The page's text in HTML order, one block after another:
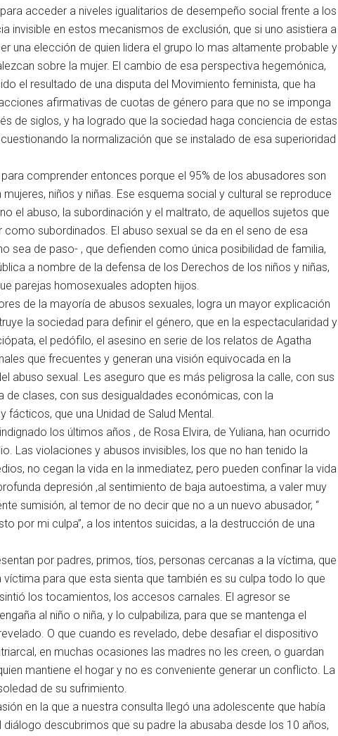
acceder a niveles igualitarios de desempeño social frente a los
invisible en estos mecanismos de exclusión, que si uno asistiera a
una elección de quien lidera el grupo lo mas altamente probable y
sobre la mujer. El cambio de esa perspectiva hegemónica,
el resultado de una disputa del Movimiento feminista, que ha
afirmativas de cuotas de género para que no se imponga
de siglos, y ha logrado que la sociedad haga conciencia de estas
la normalización que se instalado de esa superioridad
comprender entonces porque el 95% de los abusadores son
niños y niñas. Ese esquema social y cultural se reproduce
el abuso, la subordinación y el maltrato, de aquellos sujetos que
subordinados. El abuso sexual se da en el seno de esa
sea de paso- , que defienden como única posibilidad de familia,
a nombre de la defensa de los Derechos de los niños y niñas,
parejas homosexuales adopten hijos.
de la mayoría de abusos sexuales, logra un mayor explicación
la sociedad para definir el género, que en la espectacularidad y
el pedófilo, el asesino en serie de los relatos de Agatha
que frecuentes y generan una visión equivocada en la
abuso sexual. Les aseguro que es más peligrosa la calle, con sus
clases, con sus desigualdades económicas, con la
que una Unidad de Salud Mental.
los últimos años , de Rosa Elvira, de Yuliana, han ocurrido
Las violaciones y abusos invisibles, los que no han tenido la
no cegan la vida en la inmediatez, pero pueden confinar la vida
depresión ,al sentimiento de baja autoestima, a valer muy
sumisión, al temor de no decir que no a un nuevo abusador, “
por mi culpa”, a los intentos suicidas, a la destrucción de una
por padres, primos, tíos, personas cercanas a la víctima, que
para que esta sienta que también es su culpa todo lo que
los tocamientos, los accesos carnales. El agresor se
al niño o niña, y lo culpabiliza, para que se mantenga el
O que cuando es revelado, debe desafiar el dispositivo
en muchas ocasiones las madres no les creen, o guardan
mantiene el hogar y no es conveniente generar un conflicto. La
de su sufrimiento.
en la que a nuestra consulta llegó una adolescente que había
descubrimos que su padre la abusaba desde los 10 años,